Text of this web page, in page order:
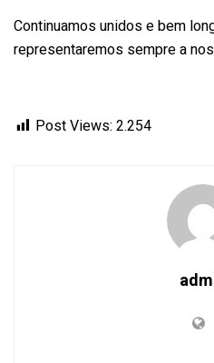
Continuamos unidos e bem
representaremos sempre a
Post Views: 2.254